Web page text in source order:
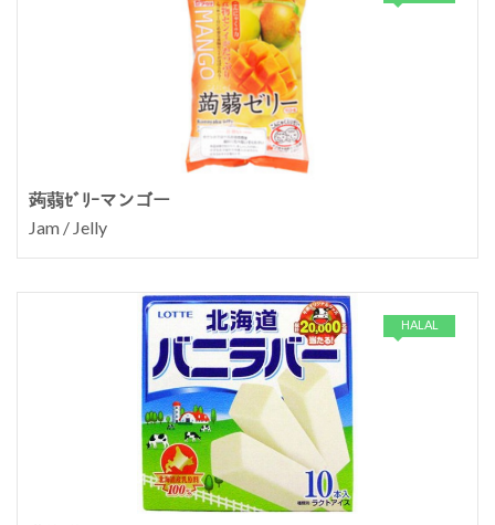
蒟蒻ｾﾞﾘｰマンゴー
Jam / Jelly
HALAL